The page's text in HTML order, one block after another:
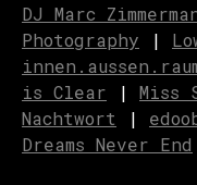
DJ Marc
Photography |
is Clear | Miss
Nachtwort |
Dreams Never End